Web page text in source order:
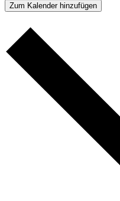
Zum Kalender hinzufügen